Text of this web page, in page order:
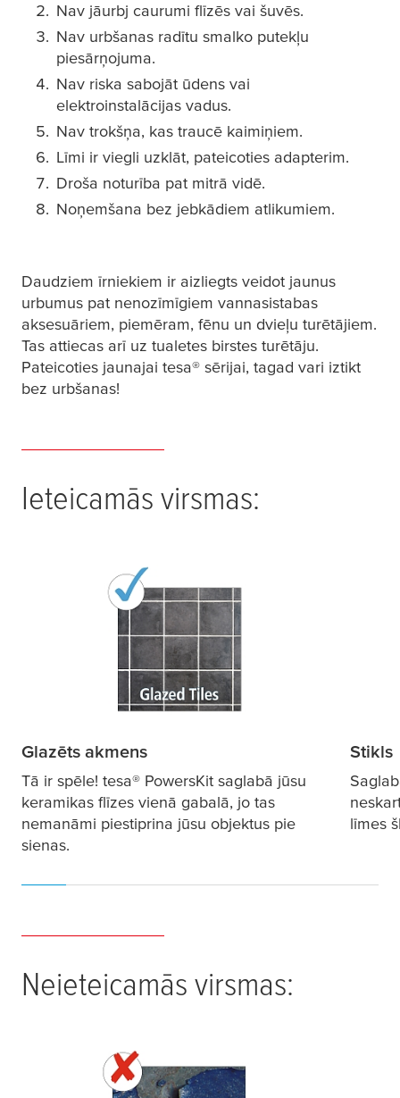
Nav jāurbj caurumi flīzēs vai šuvēs.
Nav urbšanas radītu smalko putekļu
piesārņojuma.
Nav riska sabojāt ūdens vai
elektroinstalācijas vadus.
Nav trokšņa, kas traucē kaimiņiem.
Līmi ir viegli uzklāt, pateicoties adapterim.
Droša noturība pat mitrā vidē.
Noņemšana bez jebkādiem atlikumiem.
Daudziem īrniekiem ir aizliegts veidot jaunus
urbumus pat nenozīmīgiem vannasistabas
aksesuāriem, piemēram, fēnu un dvieļu turētājiem.
Tas attiecas arī uz tualetes birstes turētāju.
Pateicoties jaunajai tesa® sērijai, tagad vari iztikt
bez urbšanas!
Ieteicamās virsmas:
Glazēts akmens
Tā ir spēle! tesa® PowersKit saglabā jūsu
keramikas flīzes vienā gabalā, jo tas
nemanāmi piestiprina jūsu objektus pie
sienas.
Stikls
līmes
Neieteicamās virsmas: